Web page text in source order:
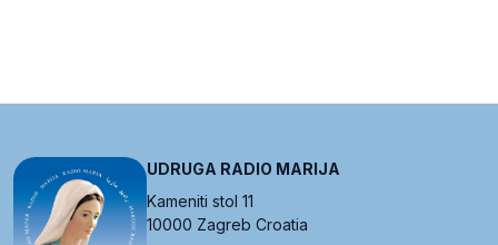
UDRUGA RADIO MARIJA
Kameniti stol 11
10000 Zagreb Croatia